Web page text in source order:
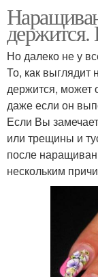
Но далеко не у
То, как выглядит
держится, может
даже если он
Если Вы
или трещины и
после
нескольким